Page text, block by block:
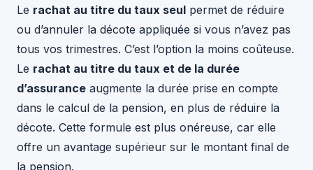
Le rachat au titre du taux seul permet de réduire
ou d’annuler la décote appliquée si vous n’avez pas
tous vos trimestres. C’est l’option la moins coûteuse.
Le rachat au titre du taux et de la durée
d’assurance augmente la durée prise en compte
dans le calcul de la pension, en plus de réduire la
décote. Cette formule est plus onéreuse, car elle
offre un avantage supérieur sur le montant final de
la pension.